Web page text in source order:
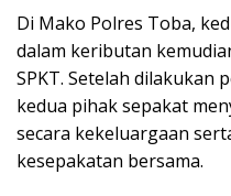
Di Mako Polres Toba,
dalam keributan
SPKT. Setelah dilakukan
kedua pihak sepakat
secara kekeluargaan
kesepakatan bersama.